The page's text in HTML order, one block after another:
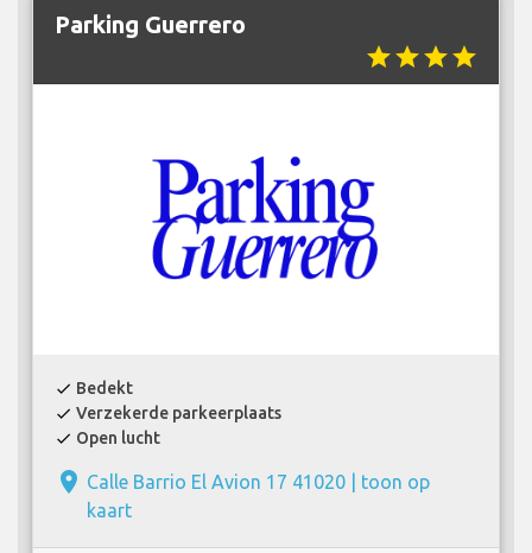
Parking Guerrero
starstarstarstar
check Bedekt
check Verzekerde parkeerplaats
check Open lucht
place Calle Barrio El Avion 17 41020 | toon op
kaart